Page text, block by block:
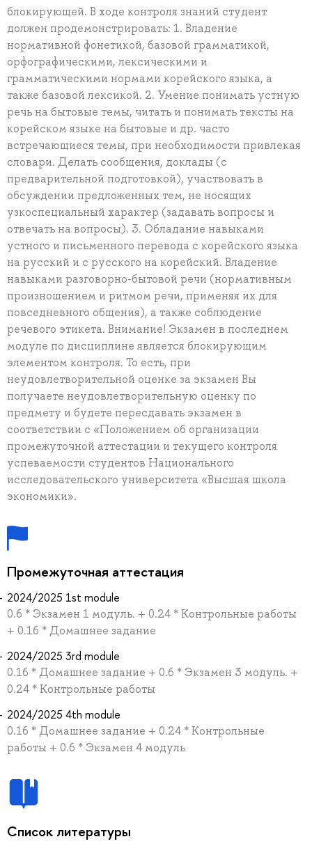
блокирующей. В ходе контроля знаний студент
должен продемонстрировать: 1. Владение
нормативной фонетикой, базовой грамматикой,
орфографическими, лексическими и
грамматическими нормами корейского языка, а
также базовой лексикой. 2. Умение понимать устную
речь на бытовые темы, читать и понимать тексты на
корейском языке на бытовые и др. часто
встречающиеся темы, при необходимости привлекая
словари. Делать сообщения, доклады (с
предварительной подготовкой), участвовать в
обсуждении предложенных тем, не носящих
узкоспециальный характер (задавать вопросы и
отвечать на вопросы). 3. Обладание навыками
устного и письменного перевода с корейского языка
на русский и с русского на корейский. Владение
навыками разговорно-бытовой речи (нормативным
произношением и ритмом речи, применяя их для
повседневного общения), а также соблюдение
речевого этикета. Внимание! Экзамен в последнем
модуле по дисциплине является блокирующим
элементом контроля. То есть, при
неудовлетворительной оценке за экзамен Вы
получаете неудовлетворительную оценку по
предмету и будете пересдавать экзамен в
соответствии с «Положением об организации
промежуточной аттестации и текущего контроля
успеваемости студентов Национального
исследовательского университета «Высшая школа
экономики».
Промежуточная аттестация
2024/2025 1st module
0.6 * Экзамен 1 модуль. + 0.24 * Контрольные работы
+ 0.16 * Домашнее задание
2024/2025 3rd module
0.16 * Домашнее задание + 0.6 * Экзамен 3 модуль. +
0.24 * Контрольные работы
2024/2025 4th module
0.16 * Домашнее задание + 0.24 * Контрольные
работы + 0.6 * Экзамен 4 модуль
Список литературы